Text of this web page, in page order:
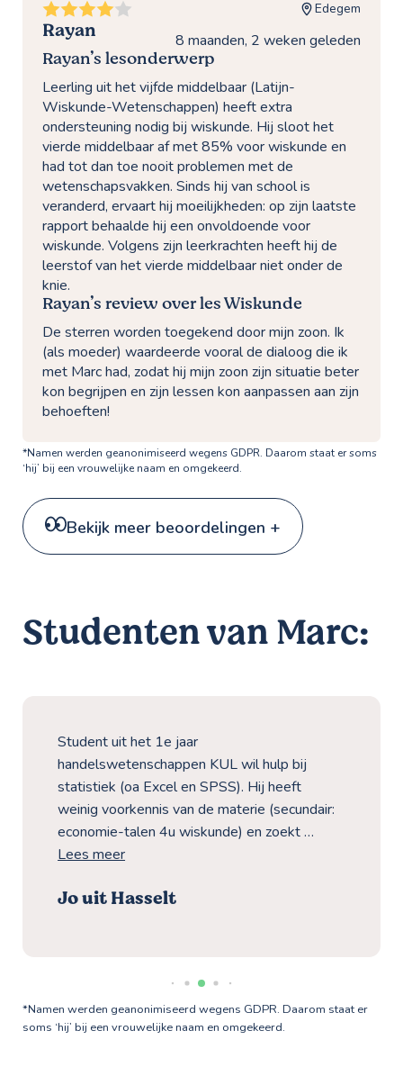
Rayan
Edegem
8 maanden, 2 weken geleden
Rayan’s lesonderwerp
Leerling uit het vijfde middelbaar (Latijn-
Wiskunde-Wetenschappen) heeft extra
ondersteuning nodig bij wiskunde. Hij sloot het
vierde middelbaar af met 85% voor wiskunde en
had tot dan toe nooit problemen met de
wetenschapsvakken. Sinds hij van school is
veranderd, ervaart hij moeilijkheden: op zijn laatste
rapport behaalde hij een onvoldoende voor
wiskunde. Volgens zijn leerkrachten heeft hij de
leerstof van het vierde middelbaar niet onder de
knie.
Rayan’s review over les Wiskunde
De sterren worden toegekend door mijn zoon. Ik
(als moeder) waardeerde vooral de dialoog die ik
met Marc had, zodat hij mijn zoon zijn situatie beter
kon begrijpen en zijn lessen kon aanpassen aan zijn
behoeften!
*Namen werden geanonimiseerd wegens GDPR. Daarom staat er soms
‘hij’ bij een vrouwelijke naam en omgekeerd.
Bekijk meer beoordelingen +
Studenten van Marc:
Student uit het 1e jaar
handelswetenschappen KUL wil hulp bij
statistiek (oa Excel en SPSS). Hij heeft
weinig voorkennis van de materie (secundair:
economie-talen 4u wiskunde) en zoekt …
Lees meer
Jo uit Hasselt
*Namen werden geanonimiseerd wegens GDPR. Daarom staat er
soms ‘hij’ bij een vrouwelijke naam en omgekeerd.